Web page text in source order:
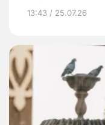
13:43 / 25.07.26